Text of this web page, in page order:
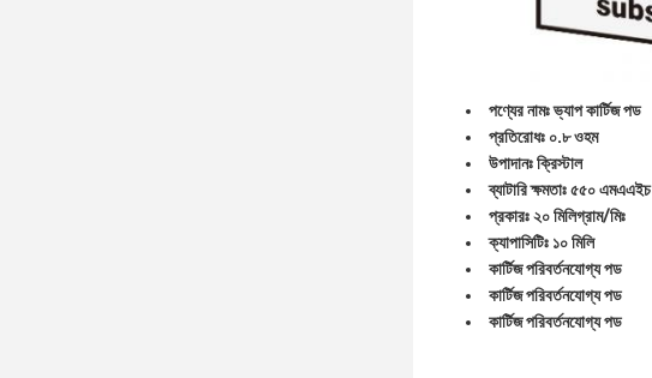
পণ্যের নামঃ ভ্যাপ কার্টিজ পড
প্রতিরোধঃ ০.৮ ওহম
উপাদানঃ ক্রিস্টাল
ব্যাটারি ক্ষমতাঃ ৫৫০ এমএএইচ
প্রকারঃ ২০ মিলিগ্রাম/মিঃ
ক্যাপাসিটিঃ ১০ মিলি
কার্টিজ পরিবর্তনযোগ্য পড
কার্টিজ পরিবর্তনযোগ্য পড
কার্টিজ পরিবর্তনযোগ্য পড